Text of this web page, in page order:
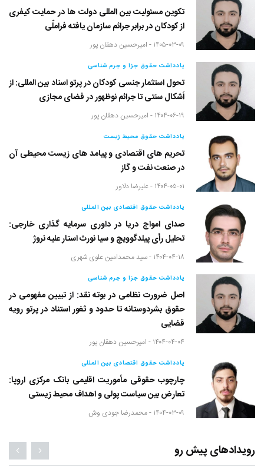
تکوین مسئولیت بین المللی دولت ها در حمایت کیفری
از کودکان در برابر جرائم سازمان یافته فراملّی
۱۴۰۵-۰۳-۰۹ - امیرحسین دهقان پور
یادداشت حقوق جزا و جرم شناسی
تحول استثمار جنسی کودکان در پرتو اسناد بین المللی: از
اَشکال سنتی تا جرائم نوظهور در فضای مجازی
۱۴۰۴-۰۶-۱۹ - امیرحسین دهقان پور
یادداشت حقوق محیط زیست
تحریم های اقتصادی و پیامد های زیست محیطی آن
در صنعت نفت و گاز
۱۴۰۴-۰۵-۰۱ - علیرضا دلاور
یادداشت حقوق اقتصادی بین المللی
صدای امواج دریا در داوری سرمایه گذاری خارجی:
تحلیل رأی پیلدگوویچ و سیا نورث استار علیه نروژ
۱۴۰۴-۰۴-۱۸ - سید محمدامین علوی شهری
یادداشت حقوق جزا و جرم شناسی
اصل ضرورت نظامی در بوته نقد: از تبیین مفهومی در
حقوق بشردوستانه تا حدود و ثغور استناد در پرتو رویه
قضایی
۱۴۰۴-۰۴-۰۴ - امیرحسین دهقان پور
یادداشت حقوق اقتصادی بین المللی
چارچوب حقوقی مأموریت اقلیمی بانک مرکزی اروپا:
تعارض بین سیاست پولی و اهداف محیط زیستی
۱۴۰۴-۰۳-۰۹ - محمدرضا جودی وش
رویدادهای پیش رو